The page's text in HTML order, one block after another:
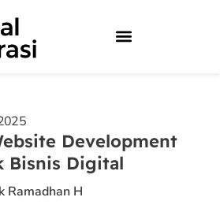
Development
Bisnis Digital
Ramadhan H